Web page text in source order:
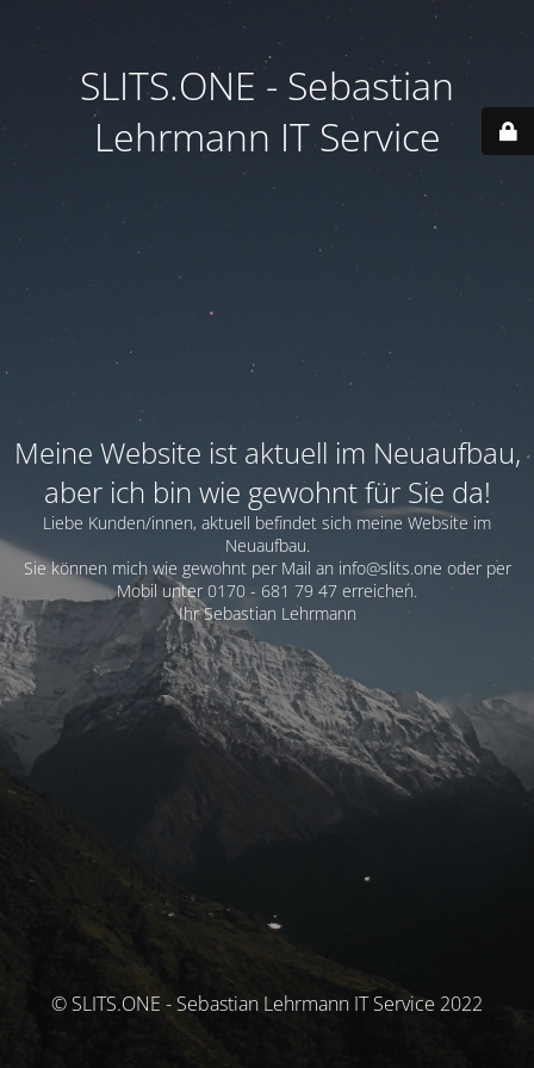
SLITS.ONE - Sebastian
Lehrmann IT Service
Meine Website ist aktuell im Neuaufbau,
aber ich bin wie gewohnt für Sie da!
Liebe Kunden/innen, aktuell befindet sich meine Website im
Neuaufbau.
Sie können mich wie gewohnt per Mail an info@slits.one oder per
Mobil unter 0170 - 681 79 47 erreichen.
Ihr Sebastian Lehrmann
© SLITS.ONE - Sebastian Lehrmann IT Service 2022